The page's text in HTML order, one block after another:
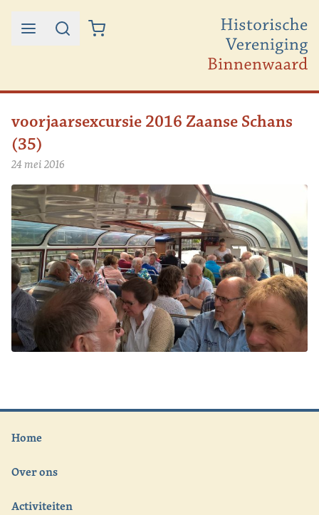
Ga naar de inhoud
voorjaarsexcursie 2016 Zaanse Schans
(35)
24 mei 2016
Home
Over ons
Activiteiten